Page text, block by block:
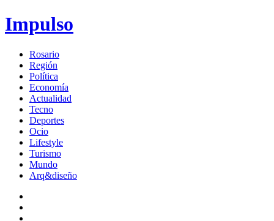
Impulso
Rosario
Región
Política
Economía
Actualidad
Tecno
Deportes
Ocio
Lifestyle
Turismo
Mundo
Arq&diseño